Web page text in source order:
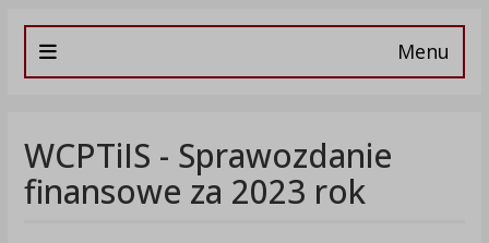
Menu
WCPTiIS - Sprawozdanie
finansowe za 2023 rok